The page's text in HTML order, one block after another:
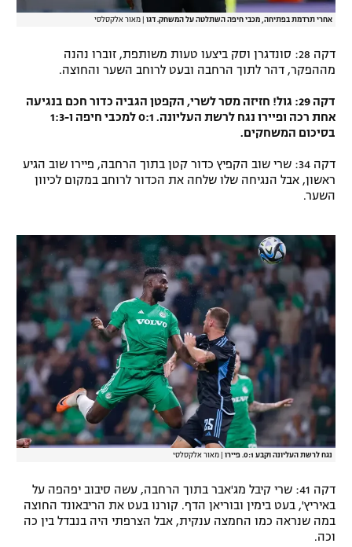
אחרי תרדמת בפתיחה, מכבי חיפה השתלטה על המשחק. דגו מאור אלקסלסי
דקה 28: סונדגרן וסק ביצעו טעות משותפת, זוברו נהנה
מההפקר, דהר לתוך הרחבה ובעט לרוחב השער והחוצה.
דקה 29: גול! חזיזה מסר לשרי, הקפטן הגביה כדור חכם בנגיעה
אחת רכה ופיירו נגח לרשת העליונה. 0:1 למכבי חיפה ו-1:3
בסיכום המשחקים.
דקה 34: שרי שוב הקפיץ כדור קטן בתוך הרחבה, פיירו שוב הגיע
ראשון, אבל הנגיחה שלו שלחה את הכדור לרוחב במקום לכיוון
השער.
נגח לרשת העליונה וקבע 0:1. פיירו מאור אלקסלסי
דקה 41: שרי קיבל מג'אבר בתוך הרחבה, עשה סיבוב יפהפה על
באיריץ', בעט בימין ובוריאן הדף. קורנו בעט את הריבאונד החוצה
במה שנראה כמו החמצה ענקית, אבל הצרפתי היה בנבדל בין כה
וכה.